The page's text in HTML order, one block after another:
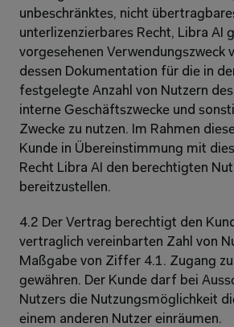
unbeschränktes, nicht
unterlizenzierbares Recht, Libra AI
vorgesehenen Verwendungszweck
dessen Dokumentation für die in
festgelegte Anzahl von Nutzern
interne Geschäftszwecke und
Zwecke zu nutzen. Im Rahmen
Kunde in Übereinstimmung mit
Recht Libra AI den berechtigten
bereitzustellen.
4.2 Der Vertrag berechtigt den
vertraglich vereinbarten Zahl von
Maßgabe von Ziffer 4.1. Zugang zu
gewähren. Der Kunde darf bei
Nutzers die Nutzungsmöglichkeit
einem anderen Nutzer einräumen.